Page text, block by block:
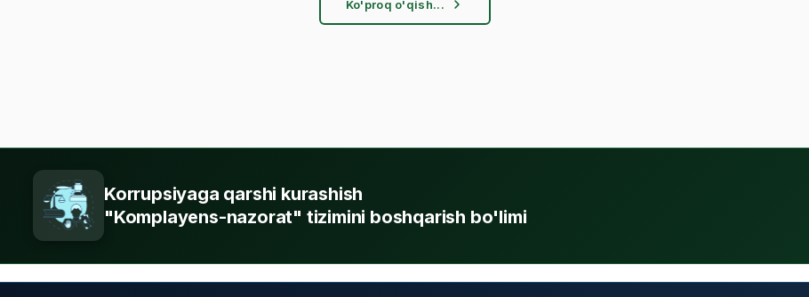
Ko'proq o'qish...
Korrupsiyaga qarshi kurashish
"Komplayens-nazorat" tizimini boshqarish bo'limi